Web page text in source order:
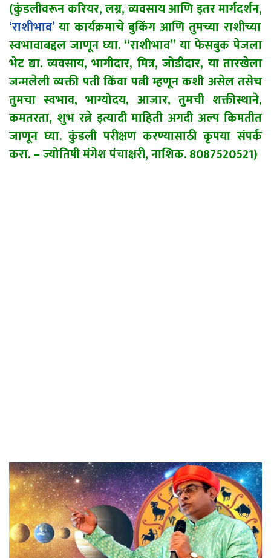
(कुंडलीवरून करियर, लग्न, व्यवसाय आणि इतर मार्गदर्शन,
‘राशीभाव’ या कार्यक्रमाचे बुकिंग आणि तुमच्या राशीच्या
स्वभावाबद्दल जाणून घ्या. “राशीभाव” या फेसबुक पेजला
भेट द्या. व्यवसाय, भागीदार, मित्र, जोडीदार, या तारखेला
जन्मलेली व्यक्ती पती किंवा पत्नी म्हणून कशी असेल तसेच
तुमचा स्वभाव, भाग्योदय, आजार, तुमची शक्तीस्थाने,
कमतरता, शुभ रत्ने इत्यादी माहिती अगदी अल्प किमतीत
जाणून घ्या. कुंडली परीक्षण करण्यासाठी कृपया संपर्क
करा. – ज्योतिषी मंगेश पंचाक्षरी, नाशिक. 8087520521)